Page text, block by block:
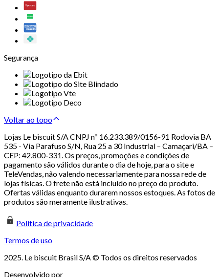
Segurança
Voltar ao topo
Lojas Le biscuit S/A CNPJ nº 16.233.389/0156-91 Rodovia BA
535 - Via Parafuso S/N, Rua 25 a 30 Industrial – Camaçari/BA –
CEP: 42.800-331. Os preços, promoções e condições de
pagamento são válidos durante o dia de hoje, para o site e
TeleVendas, não valendo necessariamente para nossa rede de
lojas físicas. O frete não está incluído no preço do produto.
Ofertas válidas enquanto durarem nossos estoques. As fotos de
produtos são meramente ilustrativas.
Politica de privacidade
Termos de uso
2025. Le biscuit Brasil S/A © Todos os direitos reservados
Desenvolvido por